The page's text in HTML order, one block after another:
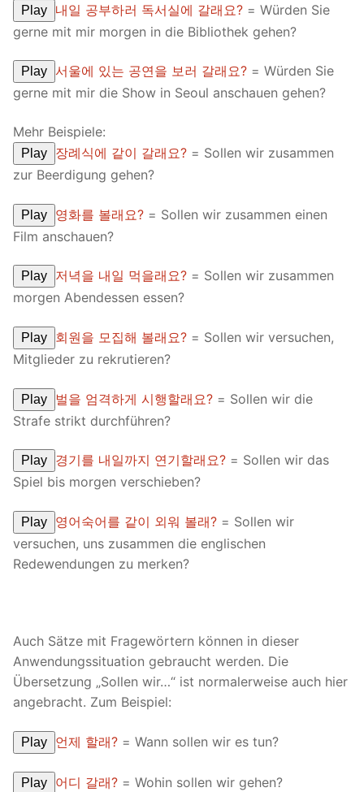
Play 내일 공부하러 독서실에 갈래요? = Würden Sie
gerne mit mir morgen in die Bibliothek gehen?
Play 서울에 있는 공연을 보러 갈래요? = Würden Sie
gerne mit mir die Show in Seoul anschauen gehen?
Mehr Beispiele:
Play 장례식에 같이 갈래요? = Sollen wir zusammen
zur Beerdigung gehen?
Play 영화를 볼래요? = Sollen wir zusammen einen
Film anschauen?
Play 저녁을 내일 먹을래요? = Sollen wir zusammen
morgen Abendessen essen?
Play 회원을 모집해 볼래요? = Sollen wir versuchen,
Mitglieder zu rekrutieren?
Play 벌을 엄격하게 시행할래요? = Sollen wir die
Strafe strikt durchführen?
Play 경기를 내일까지 연기할래요? = Sollen wir das
Spiel bis morgen verschieben?
Play 영어숙어를 같이 외워 볼래? = Sollen wir
versuchen, uns zusammen die englischen
Redewendungen zu merken?
Auch Sätze mit Fragewörtern können in dieser
Anwendungssituation gebraucht werden. Die
Übersetzung „Sollen wir…“ ist normalerweise auch hier
angebracht. Zum Beispiel:
Play 언제 할래? = Wann sollen wir es tun?
Play 어디 갈래? = Wohin sollen wir gehen?